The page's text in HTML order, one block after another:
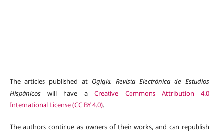
The articles published at Ogigia. Revista Electrónica de Estudios
Hispánicoswill have a Creative Commons Attribution 4.0
International License (CC BY 4.0).
The authors continue as owners of their works, and can republish